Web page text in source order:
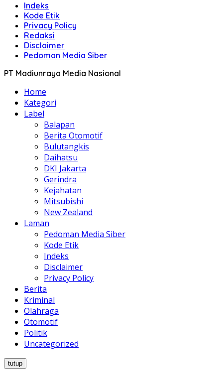
Indeks
Kode Etik
Privacy Policy
Redaksi
Disclaimer
Pedoman Media Siber
PT Madiunraya Media Nasional
Home
Kategori
Label
Balapan
Berita Otomotif
Bulutangkis
Daihatsu
DKI Jakarta
Gerindra
Kejahatan
Mitsubishi
New Zealand
Laman
Pedoman Media Siber
Kode Etik
Indeks
Disclaimer
Privacy Policy
Berita
Kriminal
Olahraga
Otomotif
Politik
Uncategorized
tutup